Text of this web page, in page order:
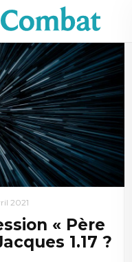
2021
« Père
1.17 ?